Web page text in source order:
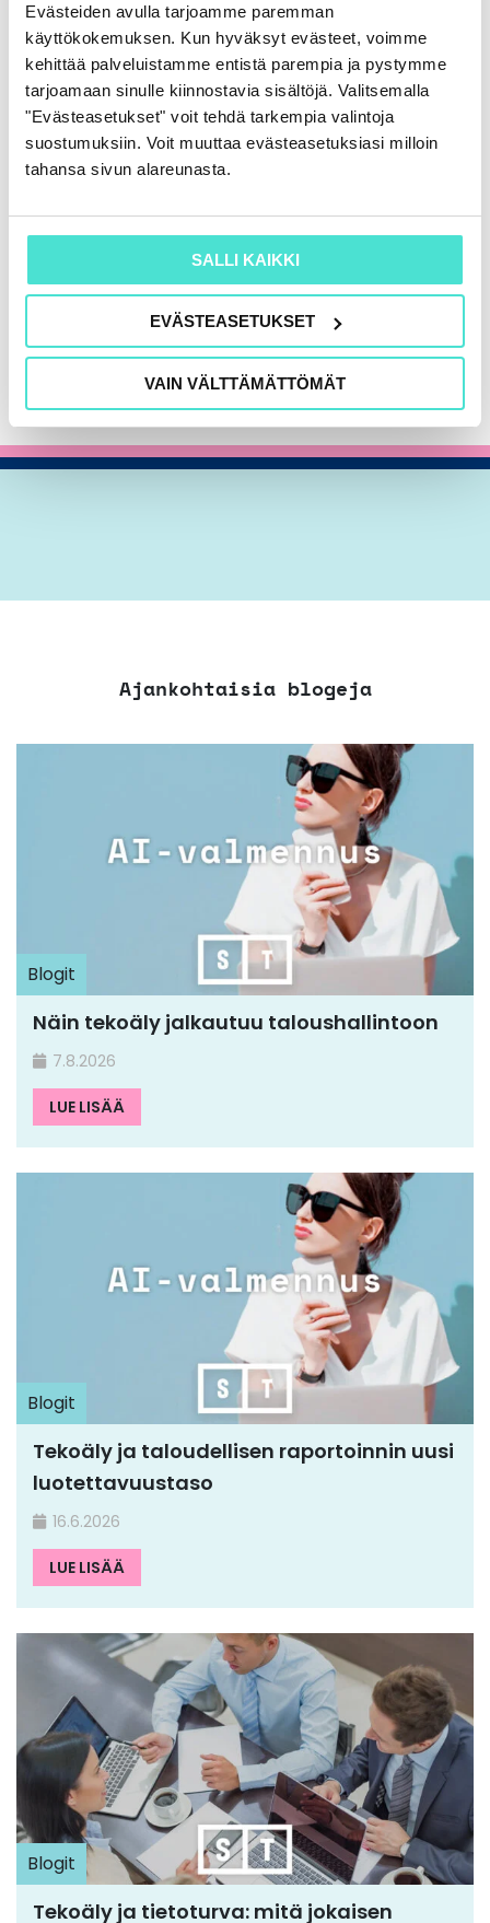
Evästeiden avulla tarjoamme paremman
käyttökokemuksen. Kun hyväksyt evästeet, voimme
kehittää palveluistamme entistä parempia ja pystymme
tarjoamaan sinulle kiinnostavia sisältöjä. Valitsemalla
"Evästeasetukset" voit tehdä tarkempia valintoja
suostumuksiin. Voit muuttaa evästeasetuksiasi milloin
tahansa sivun alareunasta.
SALLI KAIKKI
EVÄSTEASETUKSET
VAIN VÄLTTÄMÄTTÖMÄT
86,00€ (+ alv)
LISÄÄ OSTOSKORIIN
KAIKKI KIRJAT
Ajankohtaisia blogeja
Blogit
Näin tekoäly jalkautuu taloushallintoon
7.8.2026
LUE LISÄÄ
Blogit
Tekoäly ja taloudellisen raportoinnin uusi
luotettavuustaso
16.6.2026
LUE LISÄÄ
Blogit
Tekoäly ja tietoturva: mitä jokaisen